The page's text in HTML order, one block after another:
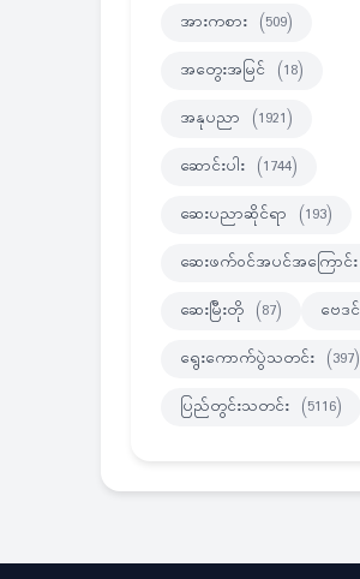
အားကစား (509)
အတွေးအမြင် (18)
အနုပညာ (1921)
ဆောင်းပါး (1744)
ဆေးပညာဆိုင်ရာ (193)
ဆေးဖက်ဝင်အပင်အကြောင်း
ဆေးမြီးတို (87) ဗေဒင်
ရွေးကောက်ပွဲသတင်း (397)
ပြည်တွင်းသတင်း (5116)